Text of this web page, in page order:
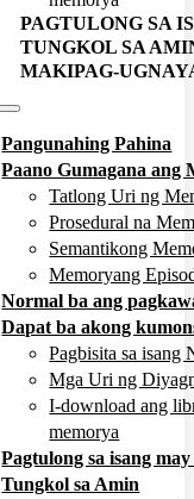
PAGTULONG SA
TUNGKOL SA
MAKIPAG-
Pangunahing Pahina
Paano Gumagana ang
Tatlong Uri ng
Prosedural na
Semantikong
Memoryang
Normal ba ang
Dapat ba akong
Pagbisita sa isang
Mga Uri ng
I-download ang
memorya
Pagtulong sa isang
Tungkol sa Amin